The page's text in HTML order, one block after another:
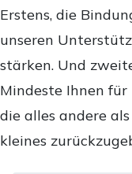
Erstens, die
unseren
stärken. Und
Mindeste Ihnen
die alles andere
kleines